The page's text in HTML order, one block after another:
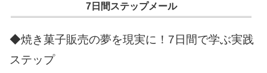
7日間ステップメール
◆焼き菓子販売の夢を現実に！7日間で学ぶ実践
ステップ